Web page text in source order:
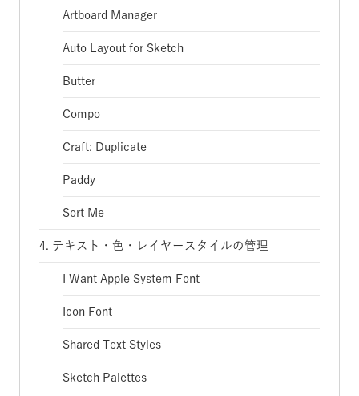
Artboard Manager
Auto Layout for Sketch
Butter
Compo
Craft: Duplicate
Paddy
Sort Me
4. テキスト・色・レイヤースタイルの管理
I Want Apple System Font
Icon Font
Shared Text Styles
Sketch Palettes